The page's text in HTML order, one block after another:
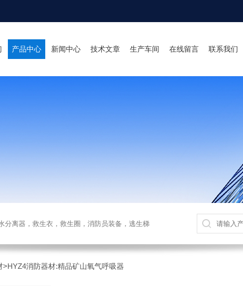
产品中心 新闻中心 技术文章 生产车间 在线留言 联系我们
分离器，救生衣，救生圈，消防员装备，逃生梯
>HYZ4消防器材:精品矿山氧气呼吸器